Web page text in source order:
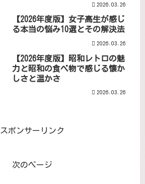
2026.03.26
【2026年度版】女子高生が感じ
る本当の悩み10選とその解決法
2026.03.26
【2026年度版】昭和レトロの魅
力と昭和の食べ物で感じる懐か
しさと温かさ
2026.03.26
スポンサーリンク
次のページ